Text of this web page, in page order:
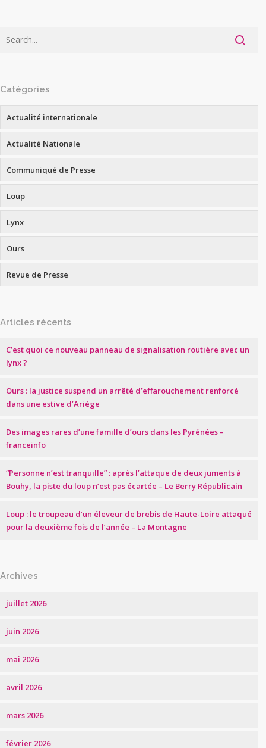
Catégories
Actualité internationale
Actualité Nationale
Communiqué de Presse
Loup
Lynx
Ours
Revue de Presse
Articles récents
C’est quoi ce nouveau panneau de signalisation routière avec un
lynx ?
Ours : la justice suspend un arrêté d’effarouchement renforcé
dans une estive d’Ariège
Des images rares d’une famille d’ours dans les Pyrénées –
franceinfo
“Personne n’est tranquille” : après l’attaque de deux juments à
Bouhy, la piste du loup n’est pas écartée – Le Berry Républicain
Loup : le troupeau d’un éleveur de brebis de Haute-Loire attaqué
pour la deuxième fois de l’année – La Montagne
Archives
juillet 2026
juin 2026
mai 2026
avril 2026
mars 2026
février 2026